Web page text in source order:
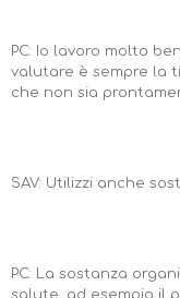
PC: Io lavoro molto
valutare è sempre la
che non sia
SAV: Utilizzi anche
PC: La sostanza